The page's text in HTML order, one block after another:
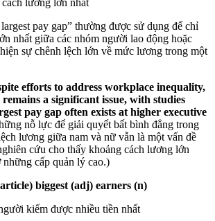
lương lớn nhất
pay gap” thường được sử dụng để chỉ
nhất giữa các nhóm người lao động hoặc
sự chênh lệch lớn về mức lương trong một
efforts to address workplace inequality,
a significant issue, with studies
pay gap often exists at higher executive
nỗ lực để giải quyết bất bình đẳng trong
lương giữa nam và nữ vẫn là một vấn đề
cứu cho thấy khoảng cách lương lớn
cấp quản lý cao.)
biggest (adj) earners (n)
kiếm được nhiều tiền nhất